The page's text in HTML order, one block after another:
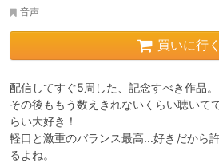
音声
買いに行く
配信してすぐ5周した、記念すべき作品。
その後ももう数えきれないくらい聴いて
らい大好き！
軽口と激重のバランス最高…好きだから
るよね。